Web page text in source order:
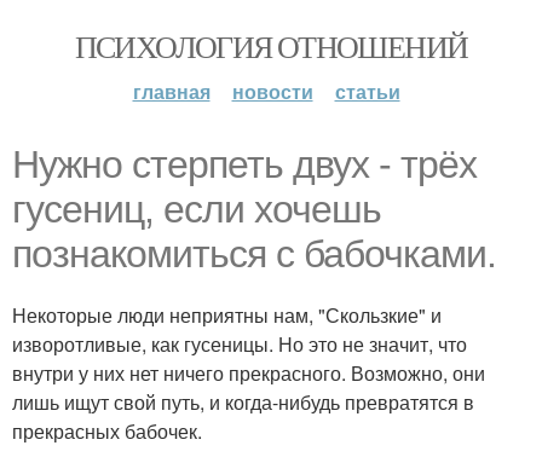
ПСИХОЛОГИЯ ОТНОШЕНИЙ
главная новости статьи
Нужно стерпеть двух - трёх
гусениц, если хочешь
познакомиться с бабочками.
Некоторые люди неприятны нам, "Скользкие" и
изворотливые, как гусеницы. Но это не значит, что
внутри у них нет ничего прекрасного. Возможно, они
лишь ищут свой путь, и когда-нибудь превратятся в
прекрасных бабочек.